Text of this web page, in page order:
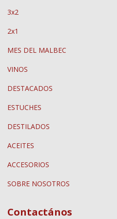
3x2
2x1
MES DEL MALBEC
VINOS
DESTACADOS
ESTUCHES
DESTILADOS
ACEITES
ACCESORIOS
SOBRE NOSOTROS
Contactános